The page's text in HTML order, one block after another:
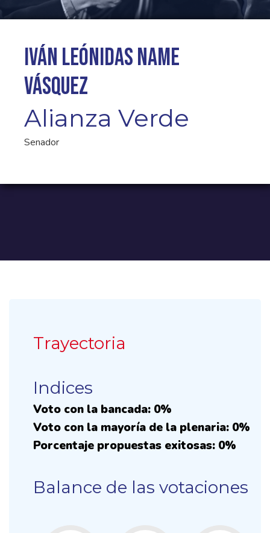
Iván Leónidas Name
Vásquez
Alianza Verde
Senador
Trayectoria
Indices
Voto con la bancada: 0%
Voto con la mayoría de la plenaria: 0%
Porcentaje propuestas exitosas: 0%
Balance de las votaciones